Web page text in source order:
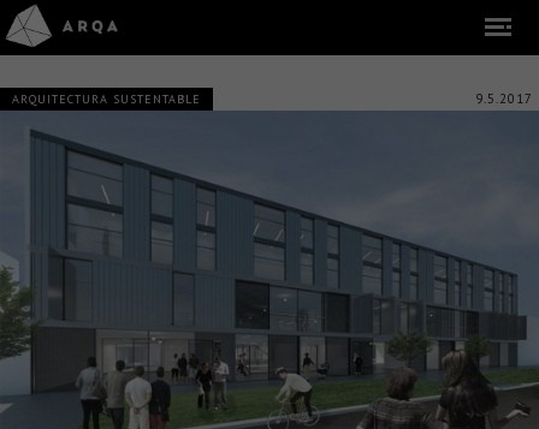
ARQUITECTURA SUSTENTABLE 9.5.2017